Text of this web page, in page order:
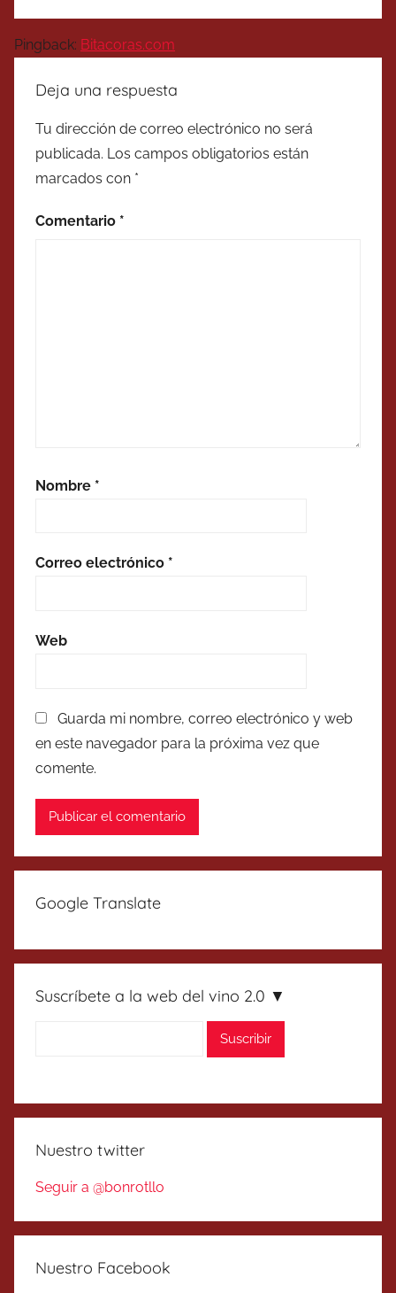
Pingback: Bitacoras.com
Deja una respuesta
Tu dirección de correo electrónico no será
publicada. Los campos obligatorios están
marcados con *
Comentario *
Nombre *
Correo electrónico *
Web
Guarda mi nombre, correo electrónico y web
en este navegador para la próxima vez que
comente.
Google Translate
Suscríbete a la web del vino 2.0 ▼
Nuestro twitter
Seguir a @bonrotllo
Nuestro Facebook